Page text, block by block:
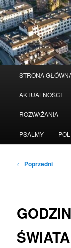
Przeskocz
do
tekstu
STRONA
AKTUALNOŚCI
ROZWAŻANIA
PSALMY
Nawigacja
← Poprzedni
ŚWIATA
Serwis